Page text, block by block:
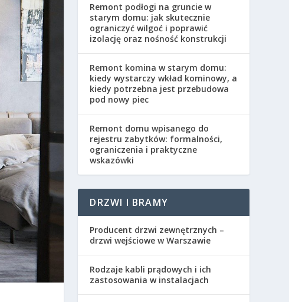
Remont podłogi na gruncie w
starym domu: jak skutecznie
ograniczyć wilgoć i poprawić
izolację oraz nośność konstrukcji
Remont komina w starym domu:
kiedy wystarczy wkład kominowy, a
kiedy potrzebna jest przebudowa
pod nowy piec
Remont domu wpisanego do
rejestru zabytków: formalności,
ograniczenia i praktyczne
wskazówki
DRZWI I BRAMY
Producent drzwi zewnętrznych –
drzwi wejściowe w Warszawie
Rodzaje kabli prądowych i ich
zastosowania w instalacjach